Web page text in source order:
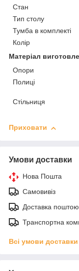
Стан
Тип столу
Тумба в комплекті
Колір
Матеріал
Опори
Полиці
Стільниця
Приховати
Умови доставки
Нова Пошта
Самовивіз
Доставка поштою
Транспортна
Всі умови доставки